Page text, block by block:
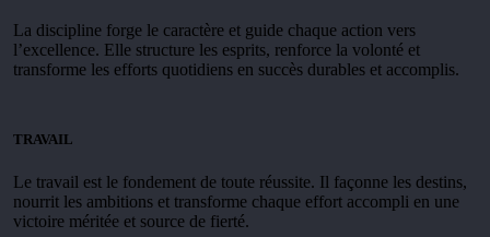
La discipline forge le caractère et guide chaque action vers
l’excellence. Elle structure les esprits, renforce la volonté et
transforme les efforts quotidiens en succès durables et accomplis.
TRAVAIL
Le travail est le fondement de toute réussite. Il façonne les destins,
nourrit les ambitions et transforme chaque effort accompli en une
victoire méritée et source de fierté.